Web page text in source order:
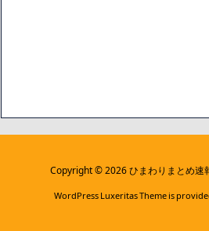
Copyright ©2026 ひまわりまとめ速
WordPress Luxeritas Theme is